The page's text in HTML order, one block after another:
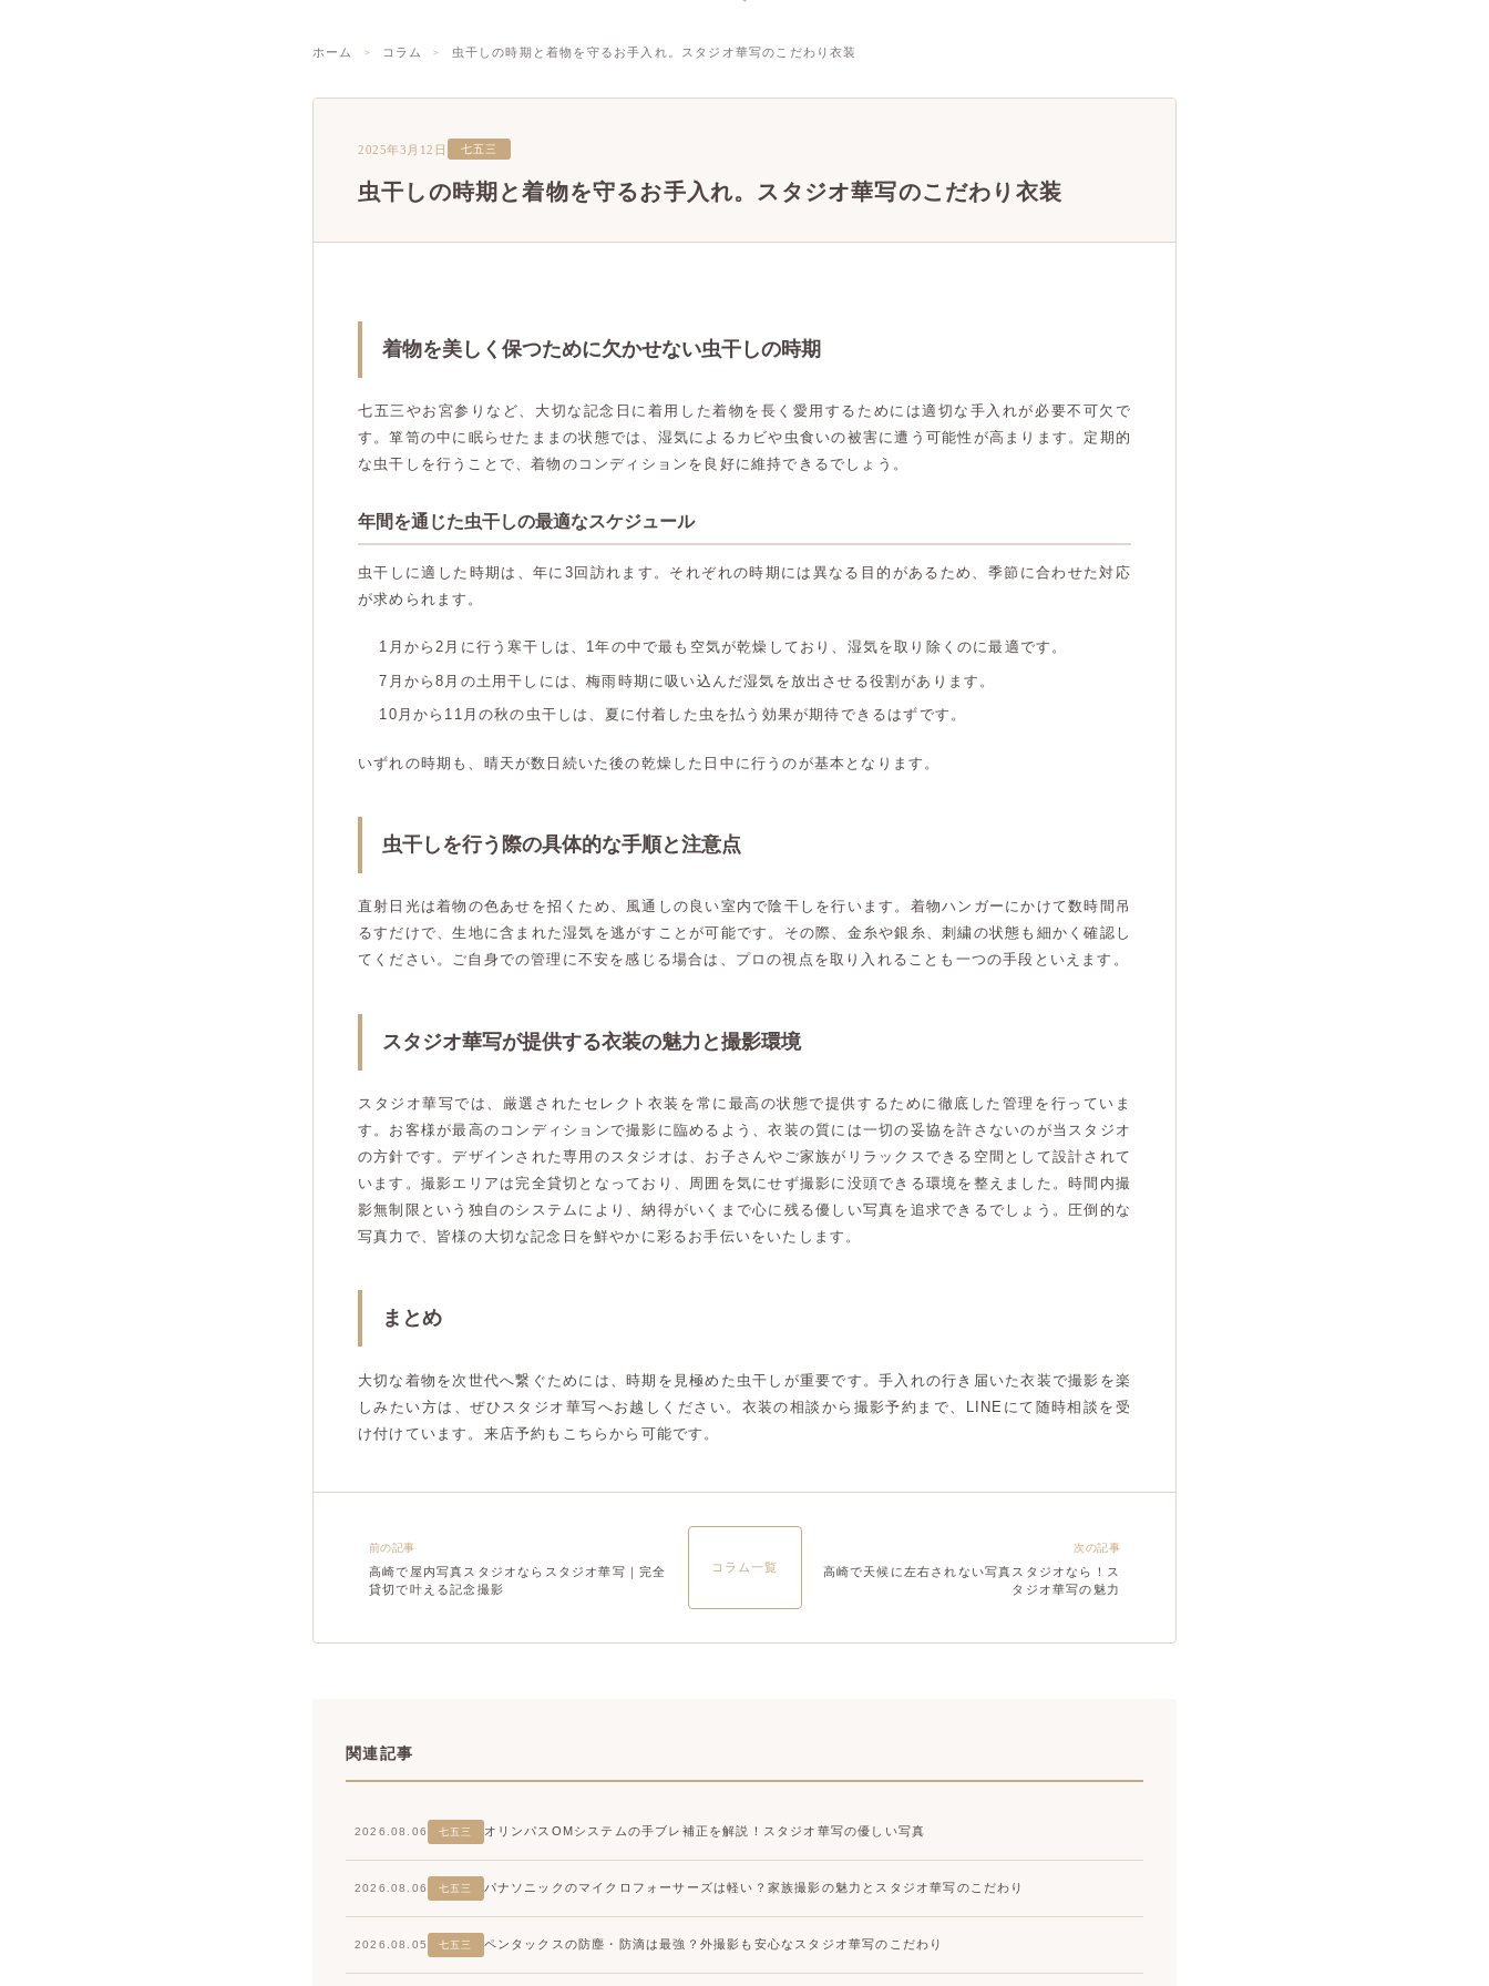
ホーム コラム 虫干しの時期と着物を守るお手入れ。スタジオ華写のこだわり衣装
2025年3月12日 七五三
虫干しの時期と着物を守るお手入れ。スタジオ華写のこだわり衣装
着物を美しく保つために欠かせない虫干しの時期
七五三やお宮参りなど、大切な記念日に着用した着物を長く愛用するためには適切な手入れが必要不可欠で
す。箪笥の中に眠らせたままの状態では、湿気によるカビや虫食いの被害に遭う可能性が高まります。定期的
な虫干しを行うことで、着物のコンディションを良好に維持できるでしょう。
年間を通じた虫干しの最適なスケジュール
虫干しに適した時期は、年に3回訪れます。それぞれの時期には異なる目的があるため、季節に合わせた対応
が求められます。
1月から2月に行う寒干しは、1年の中で最も空気が乾燥しており、湿気を取り除くのに最適です。
7月から8月の土用干しには、梅雨時期に吸い込んだ湿気を放出させる役割があります。
10月から11月の秋の虫干しは、夏に付着した虫を払う効果が期待できるはずです。
いずれの時期も、晴天が数日続いた後の乾燥した日中に行うのが基本となります。
虫干しを行う際の具体的な手順と注意点
直射日光は着物の色あせを招くため、風通しの良い室内で陰干しを行います。着物ハンガーにかけて数時間吊
るすだけで、生地に含まれた湿気を逃がすことが可能です。その際、金糸や銀糸、刺繍の状態も細かく確認し
てください。ご自身での管理に不安を感じる場合は、プロの視点を取り入れることも一つの手段といえます。
スタジオ華写が提供する衣装の魅力と撮影環境
スタジオ華写では、厳選されたセレクト衣装を常に最高の状態で提供するために徹底した管理を行っていま
す。お客様が最高のコンディションで撮影に臨めるよう、衣装の質には一切の妥協を許さないのが当スタジオ
の方針です。デザインされた専用のスタジオは、お子さんやご家族がリラックスできる空間として設計されて
います。撮影エリアは完全貸切となっており、周囲を気にせず撮影に没頭できる環境を整えました。時間内撮
影無制限という独自のシステムにより、納得がいくまで心に残る優しい写真を追求できるでしょう。圧倒的な
写真力で、皆様の大切な記念日を鮮やかに彩るお手伝いをいたします。
まとめ
大切な着物を次世代へ繋ぐためには、時期を見極めた虫干しが重要です。手入れの行き届いた衣装で撮影を楽
しみたい方は、ぜひスタジオ華写へお越しください。衣装の相談から撮影予約まで、LINEにて随時相談を受
け付けています。来店予約もこちらから可能です。
前の記事
高崎で屋内写真スタジオならスタジオ華写｜完全
貸切で叶える記念撮影
コラム一覧
次の記事
高崎で天候に左右されない写真スタジオなら！ス
タジオ華写の魅力
関連記事
2026.08.06 七五三 オリンパスOMシステムの手ブレ補正を解説！スタジオ華写の優しい写真
2026.08.06 七五三 パナソニックのマイクロフォーサーズは軽い？家族撮影の魅力とスタジオ華写のこだわり
2026.08.05 七五三 ペンタックスの防塵・防滴は最強？外撮影も安心なスタジオ華写のこだわり
大宮店
大宮店